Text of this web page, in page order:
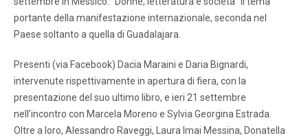
portante della manifestazione internazionale, seconda nel
Paese soltanto a quella di Guadalajara.
Presenti (via Facebook) Dacia Maraini e Daria Bignardi,
intervenute rispettivamente in apertura di fiera, con la
presentazione del suo ultimo libro, e ieri 21 settembre
nell’incontro con Marcela Moreno e Sylvia Georgina Estrada.
Oltre a loro, Alessandro Raveggi, Laura Imai Messina, Donatella